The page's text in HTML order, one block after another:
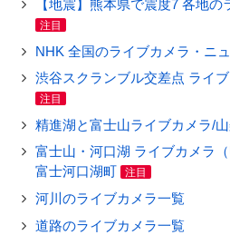
【地震】熊本県で震度7 各地
注目
NHK 全国のライブカメラ・ニ
渋谷スクランブル交差点 ライ
注目
精進湖と富士山ライブカメラ/
富士山・河口湖 ライブカメラ
富士河口湖町
注目
河川のライブカメラ一覧
道路のライブカメラ一覧